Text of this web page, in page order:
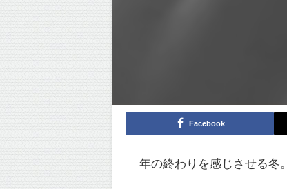
Facebook
年の終わりを感じさせる冬。